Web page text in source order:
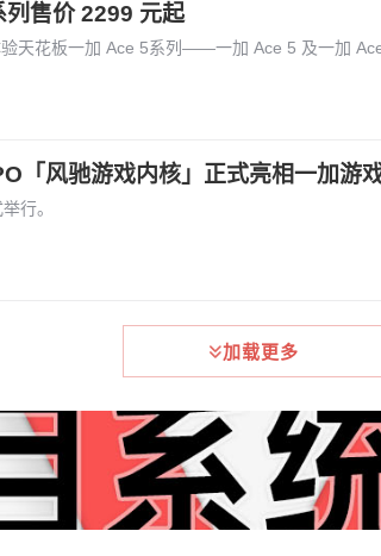
售价 2299 元起
天花板一加 Ace 5系列——一加 Ace 5 及一加 Ace
「风驰游戏内核」正式亮相一加游
行。
加载更多